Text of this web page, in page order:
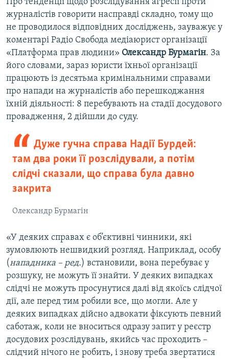
журналістів говорити насправді складно, тому що
не проводилося відповідних досліджень, зауважує у
коментарі Радіо Свобода медіаюрист організації
«Платформа прав людини» Олександр Бурмагін. За
його словами, зараз юристи їхньої організації
працюють із десятьма кримінальними справами
про напади на журналістів або перешкоджання
їхній діяльності: 8 перебувають на стадії досудового
провадження, 2 дійшли до суду.
Дуже гучна справа Надії Бурдей:
там два роки її розслідували, а потім
слідчі сказали, що справа була давно
закрита
Олександр Бурмагін
«У деяких справах є об’єктивні чинники, які
зумовлюють нешвидкий розгляд. Наприклад, особу
(нападника – ред.) встановили, вона перебуває у
розшуку, не можуть її знайти. У деяких випадках
слідчі не можуть просунутися далі від якоїсь слідчої
дії, але перед тим робили все, що могли. Але у
деяких випадках дійсно адвокати фіксують певний
саботаж, коли не вноситься одразу запит у реєстр
досудових розслідувань, якийсь час проходить –
слідчий нічого не робить, і знову треба звертатися